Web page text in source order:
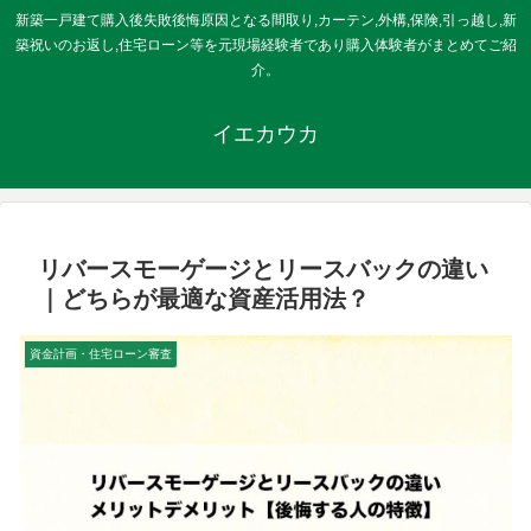
新築一戸建て購入後失敗後悔原因となる間取り,カーテン,外構,保険,引っ越し,新
築祝いのお返し,住宅ローン等を元現場経験者であり購入体験者がまとめてご紹
介。
イエカウカ
リバースモーゲージとリースバックの違い
｜どちらが最適な資産活用法？
資金計画・住宅ローン審査